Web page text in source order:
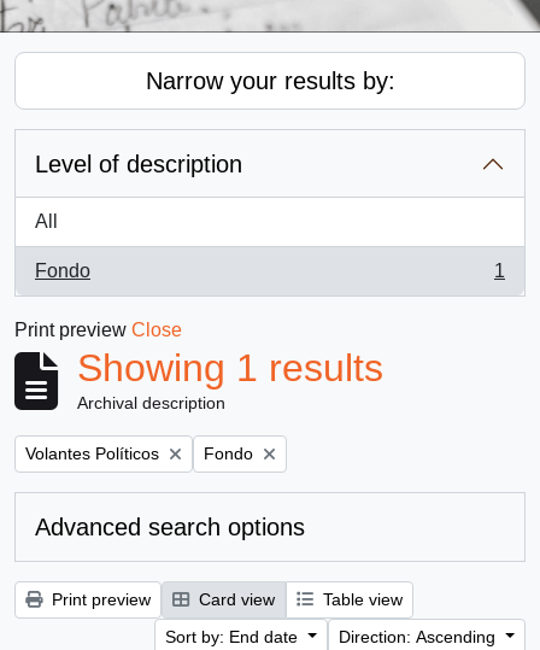
Narrow your results by:
Level of description
All
Fondo
, 1 results
1
Print preview Close
Showing 1 results
Archival description
Remove filter:
Volantes Políticos Remove filter:
Fondo
Advanced search options
Print preview Card view
Table view
Sort by: End date
Direction: Ascending